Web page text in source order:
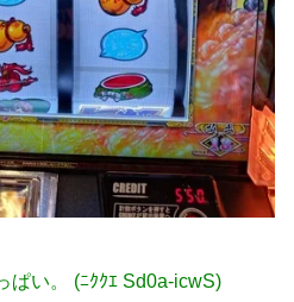
ぱい。 (ﾆｸｸｴ Sd0a-icwS)